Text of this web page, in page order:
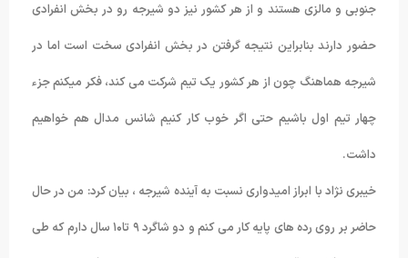
جنوبی و مالزی هستند و از هر کشور نیز دو شیرجه رو در بخش انفرادی
حضور دارند بنابراین نتیجه گرفتن در بخش انفرادی سخت است اما در
شیرجه هماهنگ چون از هر کشور یک تیم شرکت می کند، فکر میکنم جزء
چهار تیم اول باشیم حتی اگر خوب کار کنیم شانس مدال هم خواهیم
داشت.
خیبری نژاد با ابراز امیدواری نسبت به آینده شیرجه ، بیان کرد: من در حال
حاضر بر روی رده های پایه کار می کنم و دو شاگرد ۹ تا۱۰ سال دارم که طی